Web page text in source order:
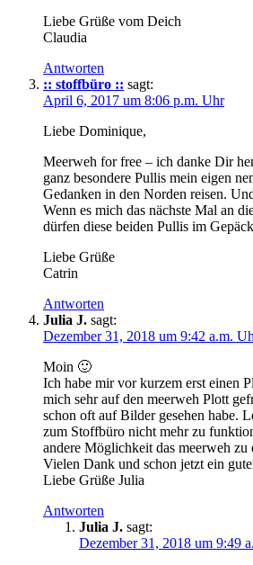
Liebe Grüße vom Deich
Claudia
Antworten
:: stoffbüro :: sagt:
April 6, 2017 um 8:06 p.m. Uhr
Liebe Dominique,
Meerweh for free – ich danke Dir
ganz besondere Pullis mein eigen
Gedanken in den Norden reisen.
Wenn es mich das nächste Mal an
dürfen diese beiden Pullis im
Liebe Grüße
Catrin
Antworten
Julia J. sagt:
Dezember 31, 2018 um 9:42 a.m.
Moin 🙂
Ich habe mir vor kurzem erst einen
mich sehr auf den meerweh Plott
schon oft auf Bilder gesehen habe.
zum Stoffbüro nicht mehr zu
andere Möglichkeit das meerweh zu
Vielen Dank und schon jetzt ein
Liebe Grüße Julia
Antworten
Julia J. sagt:
Dezember 31, 2018 um 9:49